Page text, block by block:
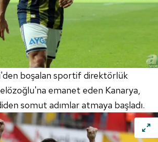
boşalan sportif direktörlük
emanet eden Kanarya,
somut adımlar atmaya başladı.